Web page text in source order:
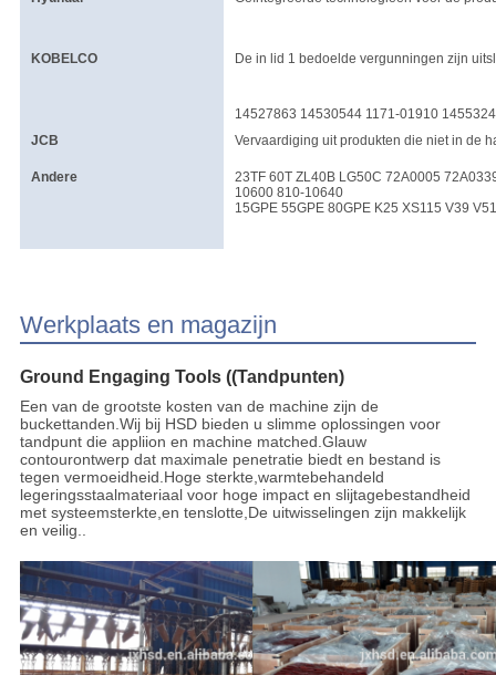
KOBELCO De in lid 1 bedoelde vergunningen zijn
14527863 14530544 1171-01910
JCB
Vervaardiging uit produkten die niet in de
Andere
23TF 60T ZL40B LG50C 72A0005
10600 810-10640
15GPE 55GPE 80GPE K25 XS115 V39
Werkplaats en magazijn
Ground Engaging Tools ((Tandpunten)
Een van de grootste kosten van de machine zijn de
buckettanden.Wij bij HSD bieden u slimme oplossingen voor
tandpunt die appliion en machine matched.Glauw
contourontwerp dat maximale penetratie biedt en bestand is
tegen vermoeidheid.Hoge sterkte,warmtebehandeld
legeringsstaalmateriaal voor hoge impact en slijtagebestandheid
met systeemsterkte,en tenslotte,De uitwisselingen zijn makkelijk
en veilig..